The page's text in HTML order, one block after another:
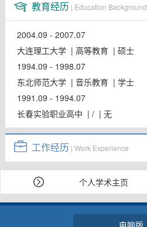
教育经历 | Education Background
2004.09 - 2007.07
大连理工大学 | 高等教育 | 硕士
1994.09 - 1998.07
东北师范大学 | 音乐教育 | 学士
1991.09 - 1994.07
长春实验职业高中 | / | 无
工作经历 | Work Experience
个人学术主页
电脑版